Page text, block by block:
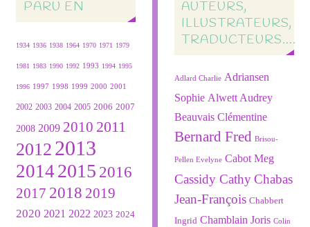
PARU EN
1934 1936 1938 1964 1970 1971 1979
1981 1983 1990 1992 1993 1994 1995
1996 1997 1998 1999 2000 2001
2002 2003 2004 2005 2006 2007
2008 2009 2010 2011
2012 2013
2014 2015 2016
2017 2018 2019
2020 2021 2022 2023 2024
AUTEURS,
ILLUSTRATEURS,
TRADUCTEURS….
Adlard Charlie Adriansen
Sophie Alwett Audrey
Beauvais Clémentine
Bernard Fred Brisou-
Pellen Evelyne Cabot Meg
Cassidy Cathy Chabas
Jean-François Chabbert
Ingrid Chamblain Joris Colin